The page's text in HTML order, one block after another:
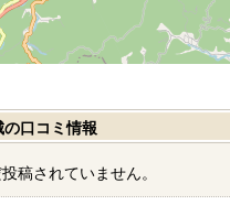
の口コミ情報
稿されていません。